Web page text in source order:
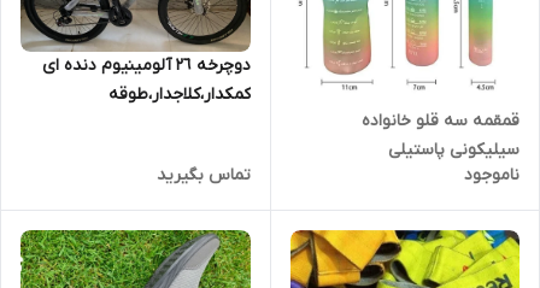
قمقمه سه قلو خانواده
سیلیکونی پاستیلی
ناموجود
دوچرخه ٢٦ آلومینیوم دنده ای
کمکدار،کلاجدار،طوقه
تماس بگیرید